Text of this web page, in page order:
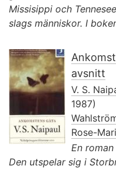
Missisippi och
slags människor. I
avsnitt
V. S.
1987)
Rose-
En
Den utspelar sig i